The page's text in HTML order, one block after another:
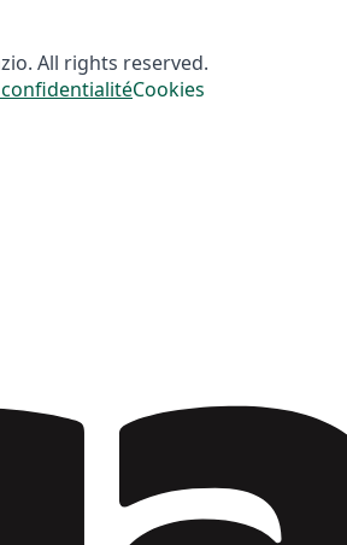
All rights reserved.
Cookies